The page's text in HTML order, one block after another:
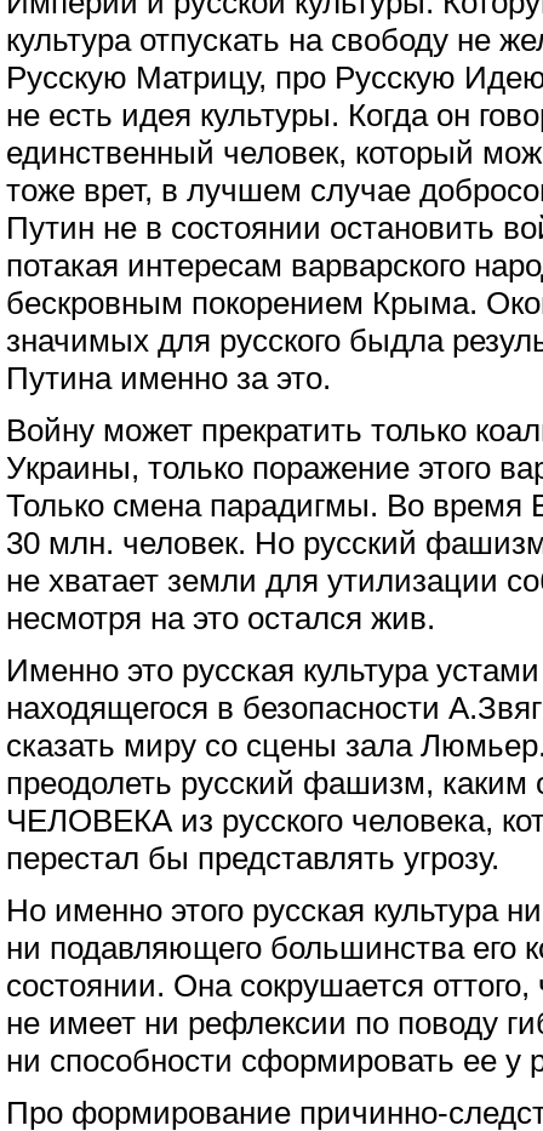
культура отпускать на свободу не
Русскую Матрицу, про Русскую
не есть идея культуры. Когда он
единственный человек, который
тоже врет, в лучшем случае
Путин не в состоянии остановить
потакая интересам варварского
бескровным покорением Крыма.
значимых для русского быдла
Путина именно за это.
Войну может прекратить только
Украины, только поражение этого
Только смена парадигмы. Во время
30 млн. человек. Но русский
не хватает земли для утилизации
несмотря на это остался жив.
Именно это русская культура
находящегося в безопасности
сказать миру со сцены зала
преодолеть русский фашизм,
ЧЕЛОВЕКА из русского человека,
перестал бы представлять угрозу.
Но именно этого русская культура
ни подавляющего большинства его
состоянии. Она сокрушается оттого,
не имеет ни рефлексии по поводу
ни способности сформировать ее у
Про формирование причинно-